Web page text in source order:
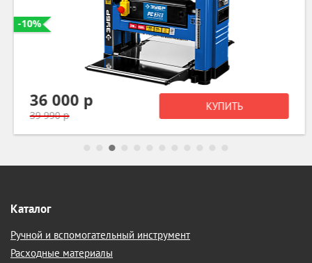
-10%
36 000 р
39 990 р
КУПИТЬ
Каталог
Ручной и вспомогательный инструмент
Расходные материалы